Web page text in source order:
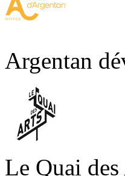
Argentan
Le Quai